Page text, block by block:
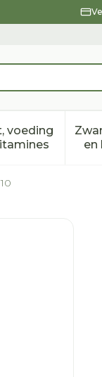
Schoonheid,
voeding
Toon submenu
en
23g 1